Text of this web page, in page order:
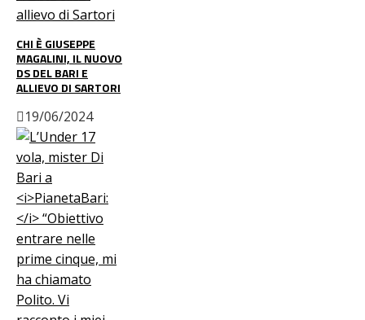
CHI È GIUSEPPE
MAGALINI, IL NUOVO
DS DEL BARI E
ALLIEVO DI SARTORI
19/06/2024